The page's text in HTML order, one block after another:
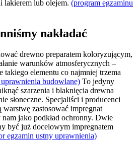
lakierem lub olejem. (program egzaminu
nakładać
drewno preparatem koloryzującym,
warunków atmosferycznych –
takiego elementu co najmniej trzema
budowlane) To jedyny
szarzenia i blaknięcia drewna
słoneczne. Specjaliści i producenci
zastosować impregnat
jako podkład ochronny. Dwie
być już docelowym impregnatem
egzamin ustny uprawnienia)